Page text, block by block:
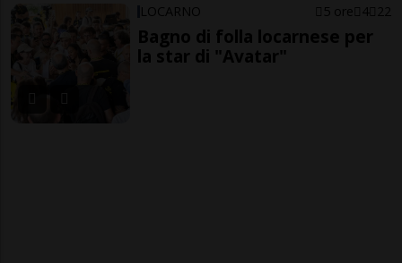
LOCARNO 5 ore 4 22
Bagno di folla locarnese per
la star di "Avatar"